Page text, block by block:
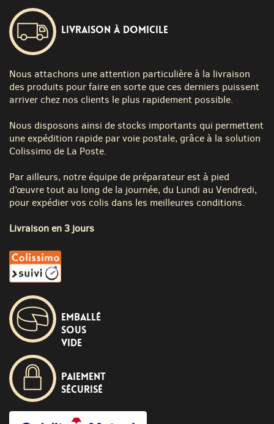
Livraison à domicile
Nous attachons une attention particulière à la livraison
des produits pour faire en sorte que ces derniers puissent
arriver chez nos clients le plus rapidement possible.
Nous disposons ainsi de stocks importants qui permettent
une expédition rapide par voie postale, grâce à la solution
Colissimo de La Poste.
Par ailleurs, notre équipe de préparateur est à pied
d’œuvre tout au long de la journée, du Lundi au Vendredi,
pour expédier vos colis dans les meilleures conditions.
Livraison en 3 jours
Emballé
sous
vide
Paiement
sécurisé